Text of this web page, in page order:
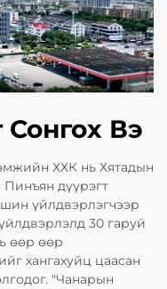
Вэ
ХХК нь Хятадын
дүүрэгт
үйлдвэрлэгчээр
30 гаруй
өөр өөр
хангахуйц цаасан
"Чанарын